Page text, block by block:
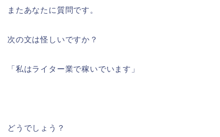
またあなたに質問です。
次の文は怪しいですか？
「私はライター業で稼いでいます」
どうでしょう？